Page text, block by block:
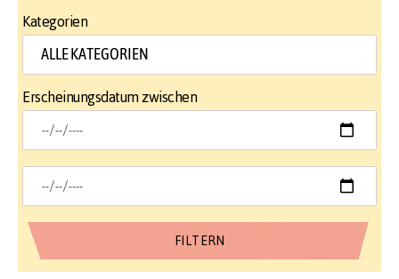
Kategorien
Erscheinungsdatum zwischen